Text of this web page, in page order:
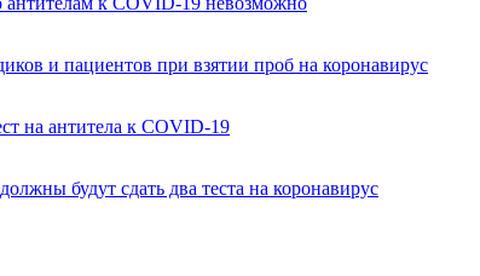
и пациентов при взятии проб на коронавирус
на антитела к COVID-19
будут сдать два теста на коронавирус